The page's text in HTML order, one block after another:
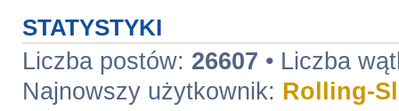
STATYSTYKI
Liczba postów: 26607 • Liczba
Najnowszy użytkownik: Rolling-